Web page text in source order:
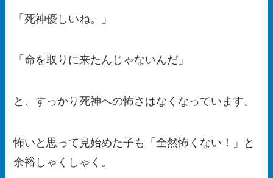
「死神優しいね。」
「命を取りに来たんじゃないんだ」
と、すっかり死神への怖さはなくなっています。
怖いと思って見始めた子も「全然怖くない！」と
余裕しゃくしゃく。